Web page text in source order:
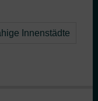
Innenstädte